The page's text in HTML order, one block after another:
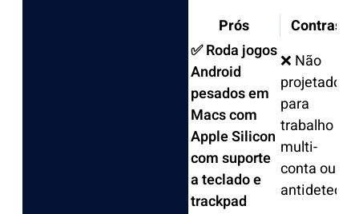
Prós
Contras
✅ Roda jogos
Android
pesados em
Macs com
Apple Silicon
com suporte
a teclado e
trackpad
❌ Não
projetado
para
trabalho
multi-
conta ou
antidetect